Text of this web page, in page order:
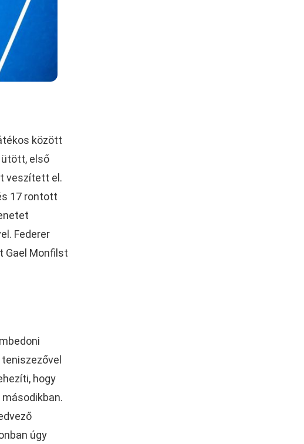
között
ütött, első
veszített el.
17 rontott
Federer
Gael Monfilst
hogy
úgy